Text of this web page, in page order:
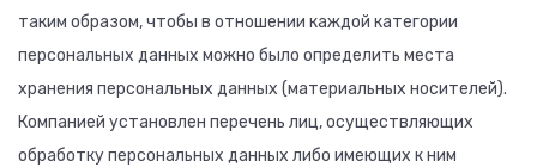
таким образом, чтобы в отношении каждой категории
персональных данных можно было определить места
хранения персональных данных (материальных носителей).
Компанией установлен перечень лиц, осуществляющих
обработку персональных данных либо имеющих к ним